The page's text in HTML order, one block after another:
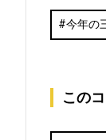
今年の
この